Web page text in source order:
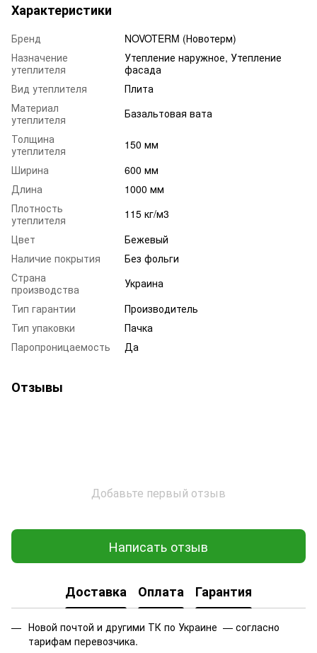
Характеристики
Бренд
NOVOTERM (Новотерм)
Назначение
утеплителя
Утепление наружное, Утепление
фасада
Вид утеплителя
Плита
Материал
утеплителя
Базальтовая вата
Толщина
утеплителя
150 мм
Ширина
600 мм
Длина
1000 мм
Плотность
утеплителя
115 кг/м3
Цвет
Бежевый
Наличие покрытия
Без фольги
Страна
производства
Украина
Тип гарантии
Производитель
Тип упаковки
Пачка
Паропроницаемость
Да
Отзывы
Добавьте первый отзыв
Написать отзыв
Доставка Оплата Гарантия
Новой почтой и другими ТК по Украине — согласно
тарифам перевозчика.